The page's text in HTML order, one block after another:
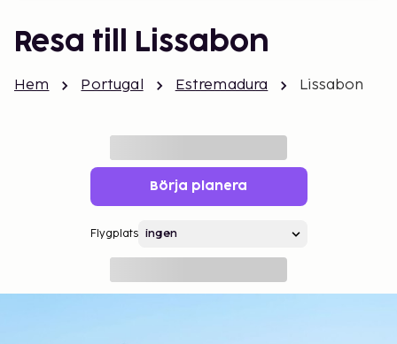
Resa till Lissabon
Hem Portugal Estremadura Lissabon
Börja planera
Flygplats